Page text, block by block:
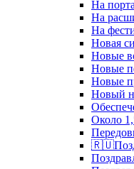
На
На
На
Новая
Новые
Новые
Новые
Новый
Около